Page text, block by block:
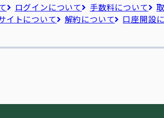
ログインについて 手数料について
イトについて 解約について 口座開設